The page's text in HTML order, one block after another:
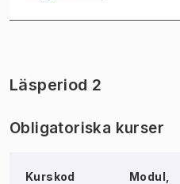
Läsperiod 2
Obligatoriska kurser
Kurskod
Modul,